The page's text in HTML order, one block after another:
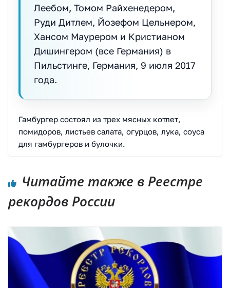
Леебом, Томом Райхенедером,
Руди Дитлем, Йозефом Цельнером,
Хансом Маурером и Кристианом
Дишингером (все Германия) в
Пильстинге, Германия, 9 июля 2017
года.
Гамбургер состоял из трех мясных котлет,
помидоров, листьев салата, огурцов, лука, соуса
для гамбургеров и булочки.
Читайте также в Реестре
рекордов России